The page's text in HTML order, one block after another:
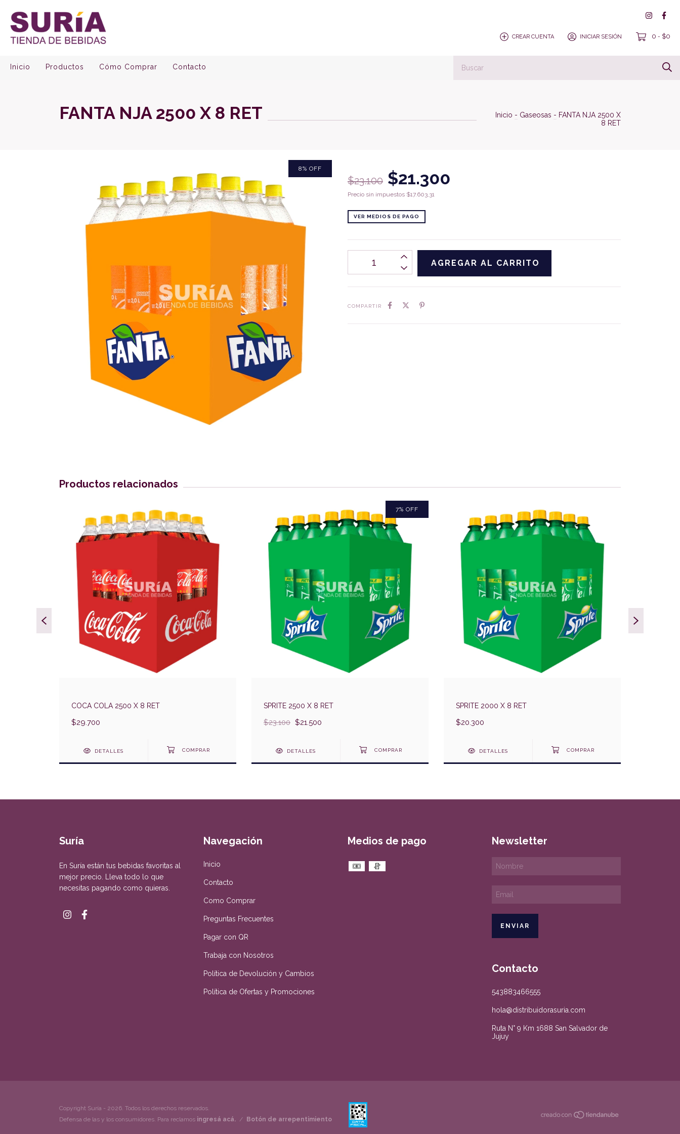
CREAR CUENTA INICIAR SESIÓN 0 - $0
Inicio Productos Cómo Comprar Contacto
FANTA NJA 2500 X 8 RET Inicio - Gaseosas - FANTA NJA 2500 X
8 RET
8% OFF
$23.100 $21.300
Precio sin impuestos $17.603,31
VER MEDIOS DE PAGO
COMPARTIR
Productos relacionados
COCA COLA 2500 X 8 RET
$29.700
DETALLES
7% OFF
SPRITE 2500 X 8 RET
$23.100 $21.500
DETALLES
SPRITE 2000 X 8 RET
$20.300
DETALLES
Suría
En Suría están tus bebidas favoritas al
mejor precio. Lleva todo lo que
necesitas pagando como quieras.
Navegación
Inicio
Contacto
Como Comprar
Preguntas Frecuentes
Pagar con QR
Trabaja con Nosotros
Política de Devolución y Cambios
Política de Ofertas y Promociones
Medios de pago Newsletter
Contacto
543883466555
hola@distribuidorasuria.com
Ruta N° 9 Km 1688 San Salvador de
Jujuy
Copyright Suría - 2026. Todos los derechos reservados.
Defensa de las y los consumidores. Para reclamos ingresá acá. / Botón de arrepentimiento